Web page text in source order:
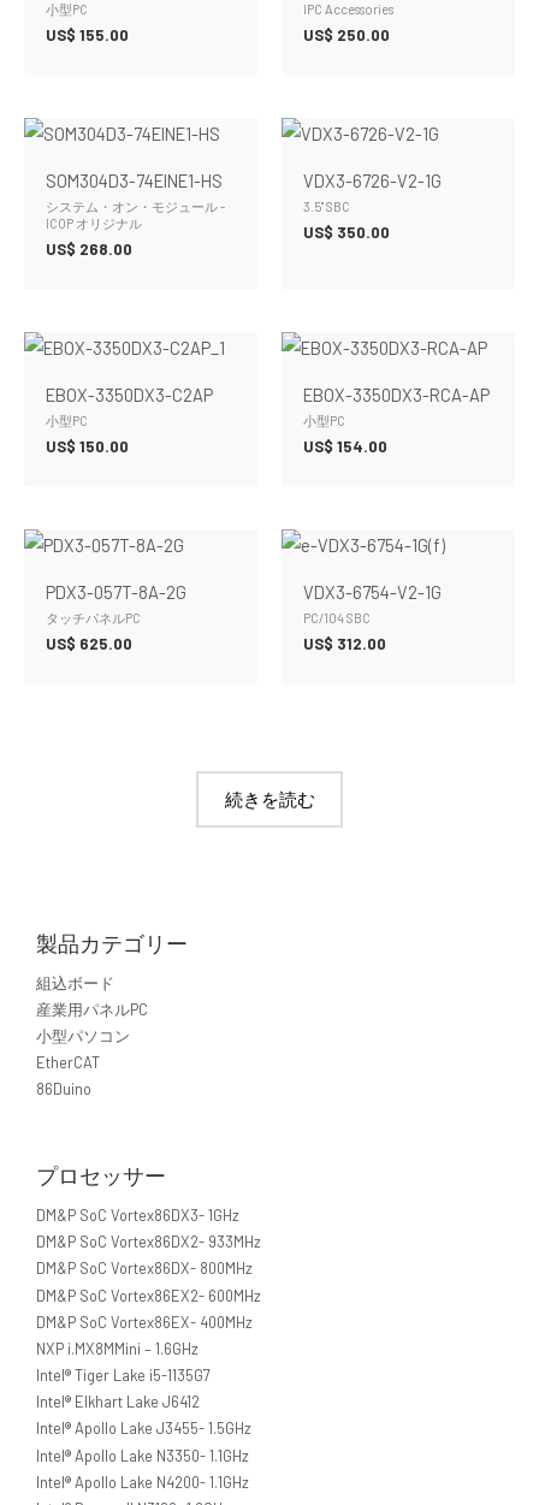
製品カテゴリー
組込ボード
産業用パネルPC
小型パソコン
EtherCAT
86Duino
プロセッサー
DM&P SoC Vortex86DX3- 1GHz
DM&P SoC Vortex86DX2- 933MHz
DM&P SoC Vortex86DX- 800MHz
DM&P SoC Vortex86EX2- 600MHz
DM&P SoC Vortex86EX- 400MHz
NXP i.MX8MMini – 1.6GHz
Intel® Tiger Lake i5-1135G7
Intel® Elkhart Lake J6412
Intel® Apollo Lake J3455- 1.5GHz
Intel® Apollo Lake N3350- 1.1GHz
Intel® Apollo Lake N4200- 1.1GHz
小型PC
US$ 155.00
IPC Accessories
US$ 250.00
SOM304D3-74EINE1-HS
システム・オン・モジュール -
ICOP オリジナル
US$ 268.00
VDX3-6726-V2-1G
3.5" SBC
US$ 350.00
EBOX-3350DX3-C2AP
小型PC
US$ 150.00
EBOX-3350DX3-RCA-AP
小型PC
US$ 154.00
PDX3-057T-8A-2G
タッチパネルPC
US$ 625.00
VDX3-6754-V2-1G
PC/104 SBC
US$ 312.00
続きを読む